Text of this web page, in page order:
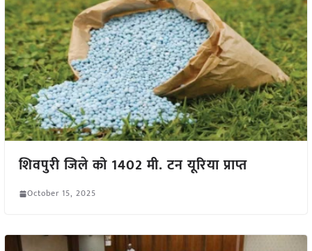
शिवपुरी जिले को 1402 मी. टन यूरिया प्राप्त
October 15, 2025